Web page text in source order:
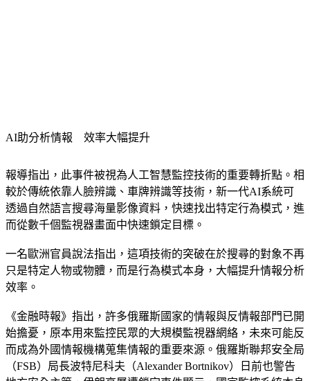
AI助分析情報　效率大幅提升
報導指出，此事件被視為人工智慧監控技術的重要轉折點。相
較於傳統依靠人臉辨識、車牌辨識等技術，新一代AI系統可
透過自然語言搜尋海量影像資料，快速找出特定行為模式，進
而從數千個監視器畫面中快速鎖定目標。
一名歐洲官員說法指出，這項技術的突破在於搜尋的對象不再
只是特定人物或物體，而是行為模式本身，大幅提升情報分析
效率。
《金融時報》指出，許多俄羅斯國家的情報與反情報部門已開
始擔憂， 原本用來監控民眾的大規模監視器網絡，未來可能反
而成為外國情報機構蒐集情報的重要來源。 俄羅斯聯邦安全局
（FSB）局長波特尼科夫（Alexander Bortnikov）日前也警告